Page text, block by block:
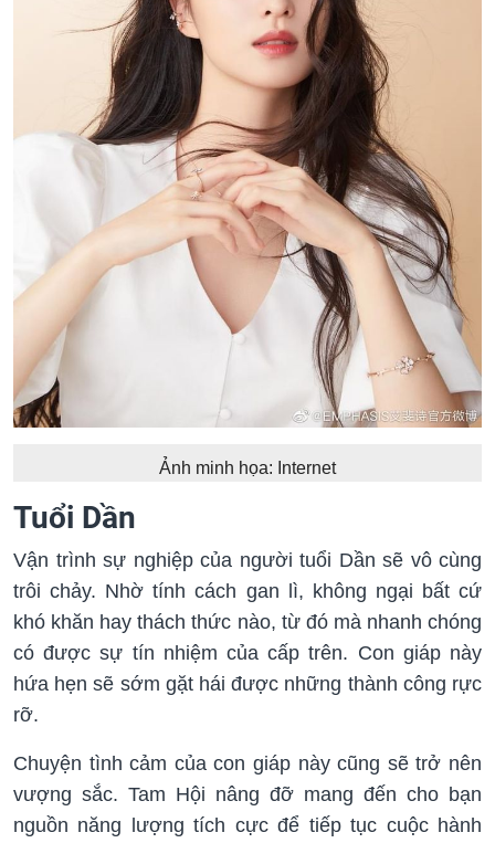
Ảnh minh họa: Internet
Tuổi Dần
Vận trình sự nghiệp của người tuổi Dần sẽ vô cùng
trôi chảy. Nhờ tính cách gan lì, không ngại bất cứ
khó khăn hay thách thức nào, từ đó mà nhanh chóng
có được sự tín nhiệm của cấp trên. Con giáp này
hứa hẹn sẽ sớm gặt hái được những thành công rực
rỡ.
Chuyện tình cảm của con giáp này cũng sẽ trở nên
vượng sắc. Tam Hội nâng đỡ mang đến cho bạn
nguồn năng lượng tích cực để tiếp tục cuộc hành